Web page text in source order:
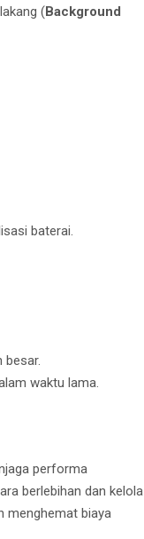
(Background
baterai.
besar.
waktu lama.
performa
berlebihan dan kelola
menghemat biaya